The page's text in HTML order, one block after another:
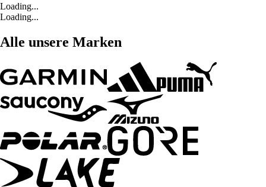
Loading...
Loading...
Alle unsere Marken